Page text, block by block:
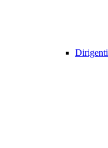
Dirigenti